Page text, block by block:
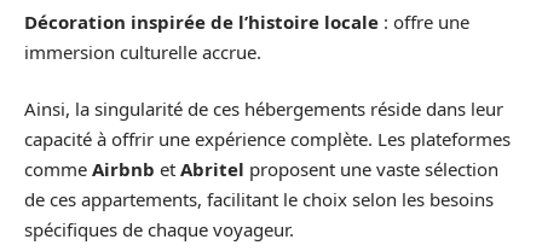
Décoration inspirée de l’histoire locale : offre une
immersion culturelle accrue.
Ainsi, la singularité de ces hébergements réside dans leur
capacité à offrir une expérience complète. Les plateformes
comme Airbnb et Abritel proposent une vaste sélection
de ces appartements, facilitant le choix selon les besoins
spécifiques de chaque voyageur.